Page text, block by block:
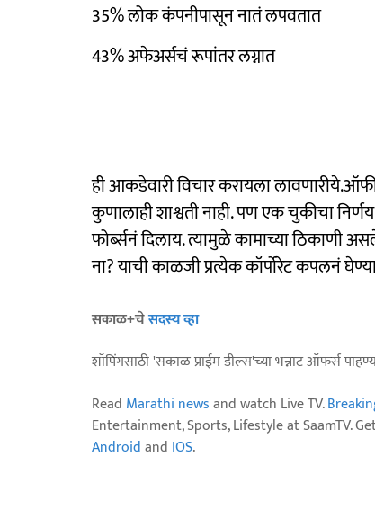
35% लोक कंपनीपासून नातं लपवतात
43% अफेअर्सचं रूपांतर लग्नात
ही आकडेवारी विचार करायला
कुणालाही शाश्वती नाही. पण एक चुकीचा
फोर्ब्सनं दिलाय. त्यामुळे कामाच्या ठिकाणी
ना? याची काळजी प्रत्येक कॉर्पोरेट कपलनं
सकाळ+चेसदस्य व्हा
शॉपिंगसाठी 'सकाळ प्राईम डील्स'च्या भन्नाट ऑफर्स
Read Marathi newsand watch Live TV.
Entertainment, Sports, Lifestyle at SaamTV.
Androidand IOS.